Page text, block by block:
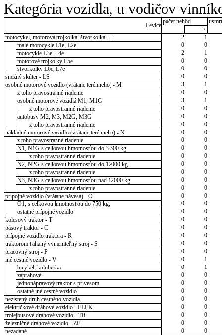
Kategória vozidla, u vodičov
Levice
počet nehôd
+/-
motocykel, motorová trojkolka, štvorkolka - L
2
1
malé motocykle L1e, L2e
0
0
motocykle L3e, L4e
2
1
motorové trojkolky L5e
0
0
štvorkolky L6e, L7e
0
0
snežný skúter - LS
0
0
osobné motorové vozidlo (vrátane terénneho) - M
3
-1
z toho pravostranné riadenie
0
0
osobné motorové vozidlá M1, M1G
3
-1
z toho pravostranné riadenie
0
0
autobusy M2, M3, M2G, M3G
0
0
z toho pravostranné riadenie
0
0
nákladné motorové vozidlo (vrátane terénneho) - N
0
0
z toho pravostranné riadenie
0
0
N1, N1G s celkovou hmotnosťou do 3 500 kg
0
0
z toho pravostranné riadenie
0
0
N2, N2G s celkovou hmotnosťou do 12000 kg
0
0
z toho pravostranné riadenie
0
0
N3, N3G s celkovou hmotnosťou nad 12000 kg
0
0
z toho pravostranné riadenie
0
0
prípojné vozidlo (vrátane návesa) - O
0
0
O1, s celkovou hmotnosťou do 750 kg,
0
0
ostatné prípojné vozidlo
0
0
kolesový traktor - T
0
0
pásový traktor - C
0
0
prípojné vozidlo traktora - R
0
0
traktorom ťahaný vymeniteľný stroj - S
0
0
pracovný stroj - P
0
0
iné cestné vozidlo - V
0
-1
bicykel, kolobežka
0
-1
záprahové
0
0
jednonápravový traktor s prívesom
0
0
ostatné iné cestné vozidlo
0
0
nezistený druh cestného vozidla
0
0
električkové dráhové vozidlo - ELEK
0
0
trolejbusové dráhové vozidlo - TR
0
0
železničné dráhové vozidlo - ZE
0
0
nezadané
0 0